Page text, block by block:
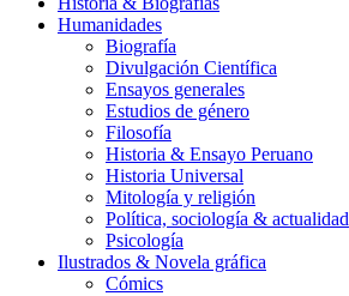
Humanidades
Biografía
Divulgación Científica
Ensayos generales
Estudios de género
Filosofía
Historia & Ensayo Peruano
Historia Universal
Mitología y religión
Política, sociología & actualidad
Psicología
Ilustrados & Novela gráfica
Cómics